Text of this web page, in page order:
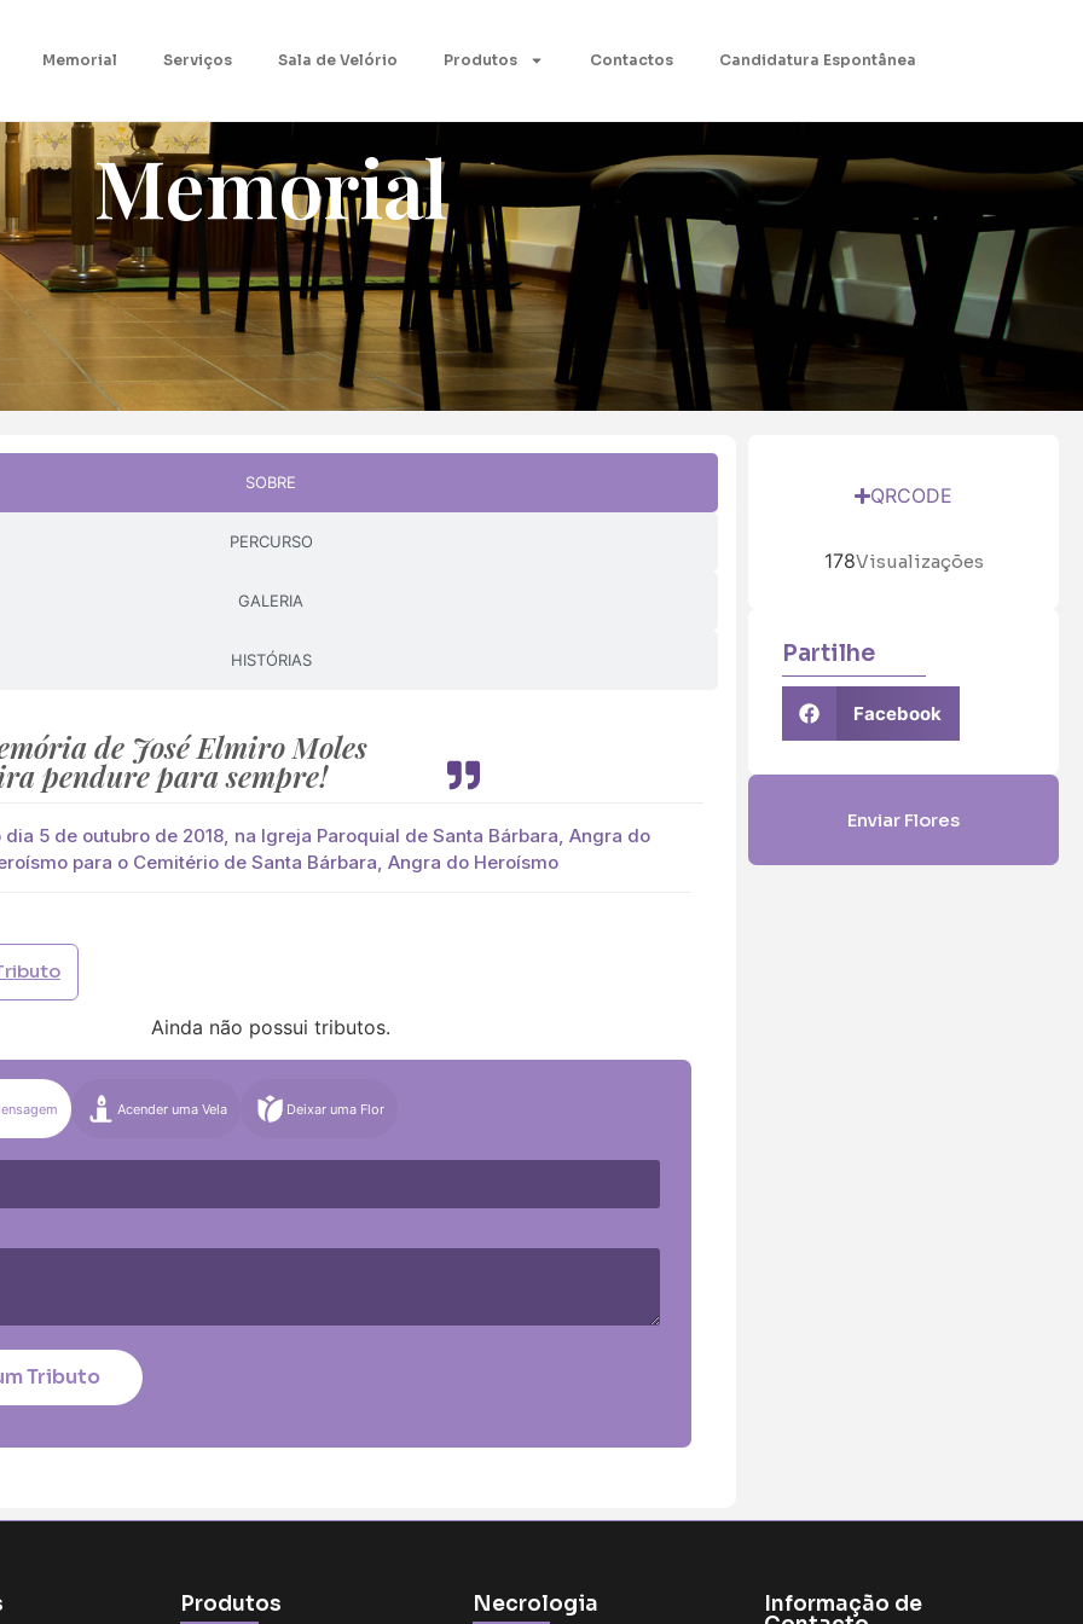
Memorial Serviços Sala de Velório Produtos Contactos Candidatura Espontânea
Memorial
SOBRE
PERCURSO
GALERIA
HISTÓRIAS
de José Elmiro Moles
pendure para sempre!
dia 5 de outubro de 2018, na Igreja Paroquial de Santa Bárbara, Angra do
para o Cemitério de Santa Bárbara, Angra do Heroísmo
Ainda não possui tributos.
Acender uma Vela Deixar uma Flor
Tributo
QRCODE
178Visualizações
Partilhe
Facebook
Enviar Flores
Produtos Necrologia
Informação de
Pague já com PayPal
paga de imediato com Paypal
Palma Cruz Coração
Coroa
Média (€100)
Média (€100)
Média (€100)
(€85) Média (€100)
Grande (€115)
*